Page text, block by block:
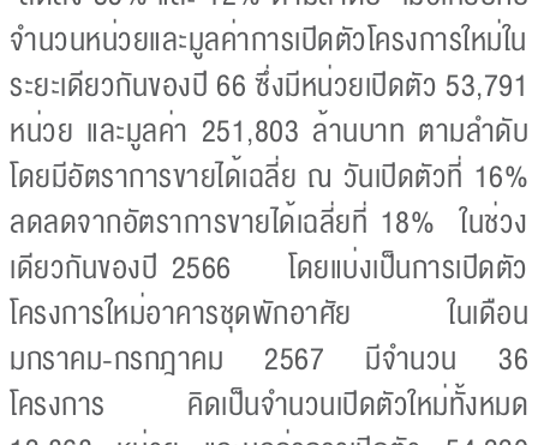
จำนวนหน่วยและมูลค่าการเปิดตัวโครงการใหม่ใน
ระยะเดียวกันของปี 66 ซึ่งมีหน่วยเปิดตัว 53,791
หน่วย และมูลค่า 251,803 ล้านบาท ตามลำดับ
โดยมีอัตราการขายได้เฉลี่ย ณ วันเปิดตัวที่ 16%
ลดลดจากอัตราการขายได้เฉลี่ยที่ 18% ในช่วง
เดียวกันของปี 2566 โดยแบ่งเป็นการเปิดตัว
โครงการใหม่อาคารชุดพักอาศัย ในเดือน
มกราคม-กรกฎาคม 2567 มีจำนวน 36
โครงการ คิดเป็นจำนวนเปิดตัวใหม่ทั้งหมด